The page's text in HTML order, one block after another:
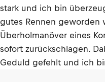
stark und ich bin
gutes Rennen geworden
Überholmanöver eines
sofort zurückschlagen.
Geduld gefehlt und ich